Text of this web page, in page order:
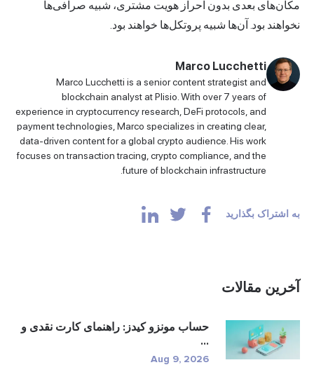
مکان‌های بعدی بدون احراز هویت مشتری، شبیه صرافی‌ها
نخواهند بود. آن‌ها شبیه پروتکل‌ها خواهند بود.
Marco Lucchetti
Marco Lucchetti is a senior content strategist and
blockchain analyst at Plisio. With over 7 years of
experience in cryptocurrency research, DeFi protocols, and
payment technologies, Marco specializes in creating clear,
data-driven content for a global crypto audience. His work
focuses on transaction tracing, crypto compliance, and the
future of blockchain infrastructure.
به اشتراک بگذارید
آخرین مقالات
حساب مونزو کیدز: راهنمای کارت نقدی و
...
Aug 9, 2026